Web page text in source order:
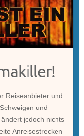
Reiseanbieter und
und
jedoch nichts
Anreisestrecken